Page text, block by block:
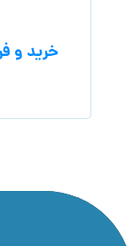
خرید و